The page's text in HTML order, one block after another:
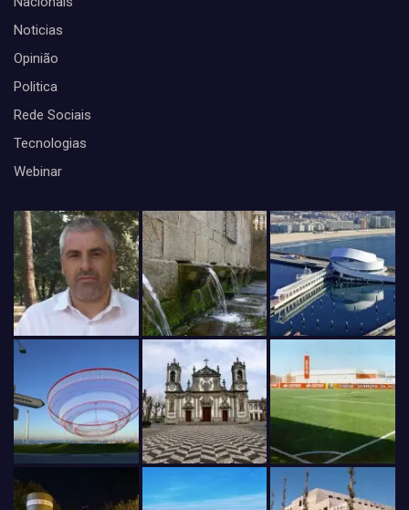
Noticias
Opinião
Politica
Rede Sociais
Tecnologias
Webinar